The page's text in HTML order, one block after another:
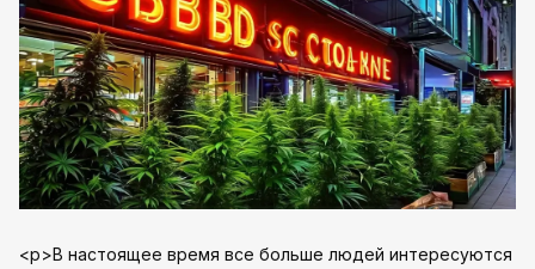
<p>В настоящее время все больше людей интересуются